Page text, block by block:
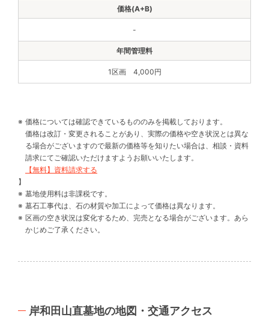
-
1区画 4,000円
価格については確認できているもののみを掲載しております。
価格は改訂・変更されることがあり、実際の価格や空き状況とは異な
る場合がございますので最新の価格等を知りたい場合は、相談・資料
請求にてご確認いただけますようお願いいたします。
【無料】資料請求する
】
墓地使用料は非課税です。
墓石工事代は、石の材質や加工によって価格は異なります。
区画の空き状況は変化するため、完売となる場合がございます。あら
かじめご了承ください。
岸和田山直墓地の地図・交通アクセス